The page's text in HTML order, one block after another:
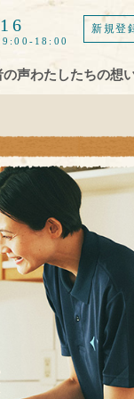
9:00-18:00
新規登
の声わたしたちの想